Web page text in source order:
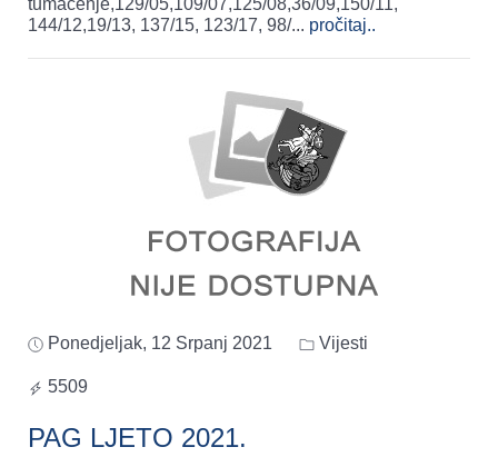
tumačenje,129/05,109/07,125/08,36/09,150/11,
144/12,19/13, 137/15, 123/17, 98/... pročitaj..
Ponedjeljak, 12 Srpanj 2021 Vijesti
5509
PAG LJETO 2021.